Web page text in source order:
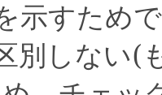
示すためで
別しない(